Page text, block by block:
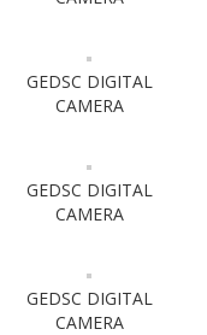
GEDSC DIGITAL
CAMERA
GEDSC DIGITAL
CAMERA
GEDSC DIGITAL
CAMERA